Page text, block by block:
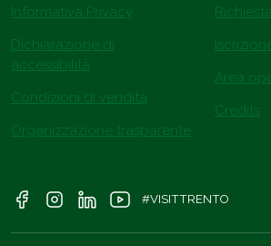
Informativa Privacy
Dichiarazione di
accessibilità
Condizioni di vendita
Organizzazione trasparente
Area
Credits
#VISITTRENTO